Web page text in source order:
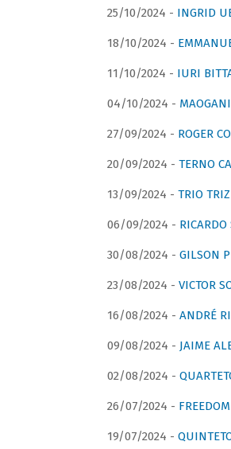
25/10/2024 - INGRID
18/10/2024 -
11/10/2024 - IURI
04/10/2024 -
27/09/2024 - ROGER
20/09/2024 - TERNO
13/09/2024 - TRIO
06/09/2024 -
30/08/2024 - GILSON
23/08/2024 - VICTOR
16/08/2024 - ANDRÉ
09/08/2024 - JAIME
02/08/2024 -
26/07/2024 -
19/07/2024 -